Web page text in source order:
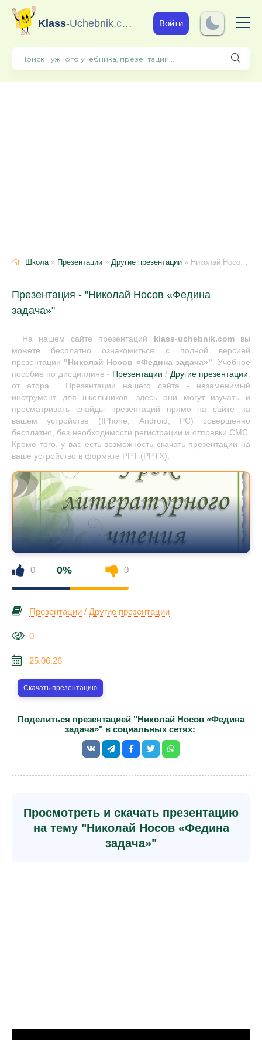
Klass-Uchebnik.com Войти
Школа» Презентации » Другие презентации » Николай Носов «Федина задача»
Презентация - "Николай Носов «Федина
задача»"
На нашем сайте презентаций klass-uchebnik.comвы
можете бесплатно ознакомиться с полной версией
презентации "Николай Носов «Федина задача»". Учебное
пособие по дисциплине - Презентации / Другие презентации,
от атора . Презентации нашего сайта - незаменимый
инструмент для школьников, здесь они могут изучать и
просматривать слайды презентаций прямо на сайте на
вашем устройстве (IPhone, Android, PC) совершенно
бесплатно, без необходимости регистрации и отправки СМС.
Кроме того, у вас есть возможность скачать презентации на
ваше устройство в формате PPT (PPTX).
0 0% 0
Презентации / Другие презентации
0
25.06.26
Скачать презентацию
Поделиться презентацией "Николай Носов «Федина
задача»" в социальных сетях:
Просмотреть и скачать презентацию
на тему "Николай Носов «Федина
задача»"